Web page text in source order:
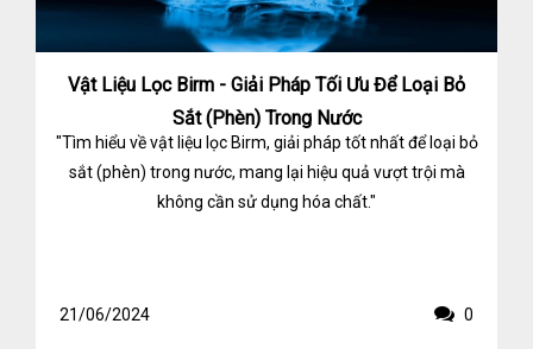
Vật Liệu Lọc Birm - Giải Pháp Tối Ưu Để Loại Bỏ
Sắt (Phèn) Trong Nước
"Tìm hiểu về vật liệu lọc Birm, giải pháp tốt nhất để loại bỏ
sắt (phèn) trong nước, mang lại hiệu quả vượt trội mà
không cần sử dụng hóa chất."
21/06/2024 0